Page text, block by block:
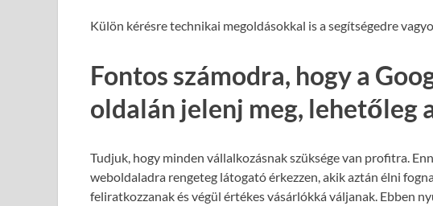
Külön kérésre technikai megoldásokkal is a segítségedre
Fontos számodra, hogy a
oldalán jelenj meg, lehetőleg
Tudjuk, hogy minden vállalkozásnak szüksége van profitra.
weboldaladra rengeteg látogató érkezzen, akik aztán élni
feliratkozzanak és végül értékes vásárlókká váljanak. Ebben